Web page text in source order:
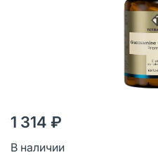
1 314 ₽
В наличии